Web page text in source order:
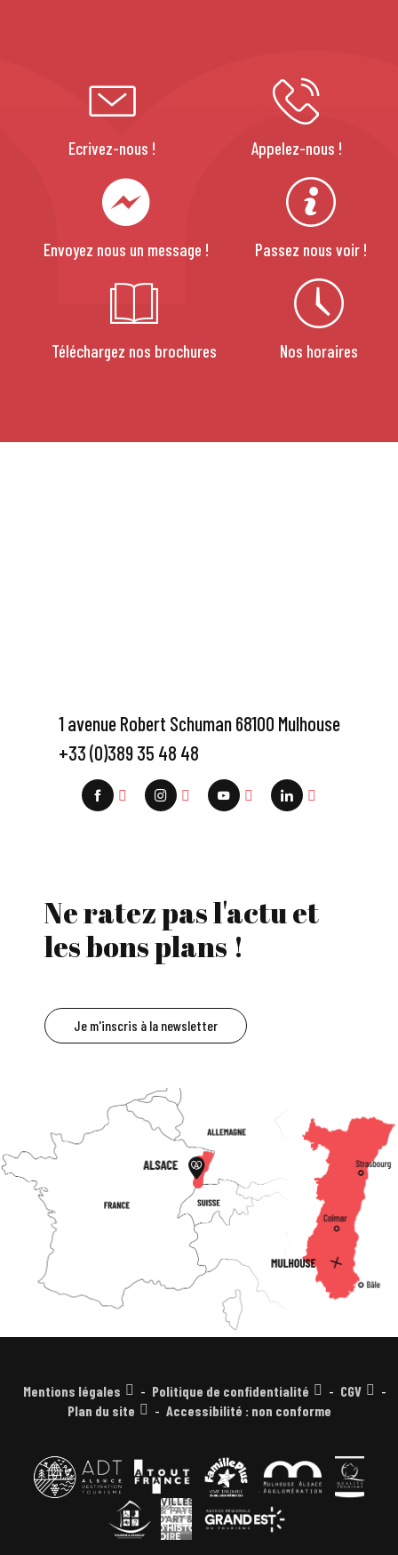
Ecrivez-nous ! Appelez-nous !
Envoyez nous un message ! Passez nous voir !
Téléchargez nos brochures Nos horaires
1 avenue Robert Schuman 68100 Mulhouse
+33 (0)389 35 48 48
Ne ratez pas l'actu et
les bons plans !
Je m'inscris à la newsletter
Mentions légales Politique de confidentialité
CGV
Plan du site
Accessibilité : non conforme